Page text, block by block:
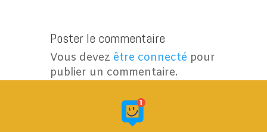
Poster le commentaire
Vous devez être connecté pour
publier un commentaire.